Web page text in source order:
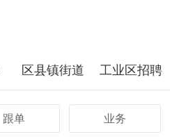
区县镇街道 工业区招聘
跟单 业务